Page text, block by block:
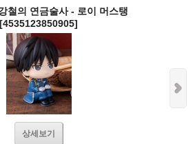
철의 연금술사 - 로이 머스탱
[4535123850905]
상세보기